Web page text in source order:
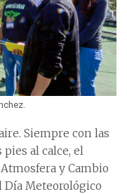
Siempre con las
al calce, el
y Cambio
Día Meteorológico